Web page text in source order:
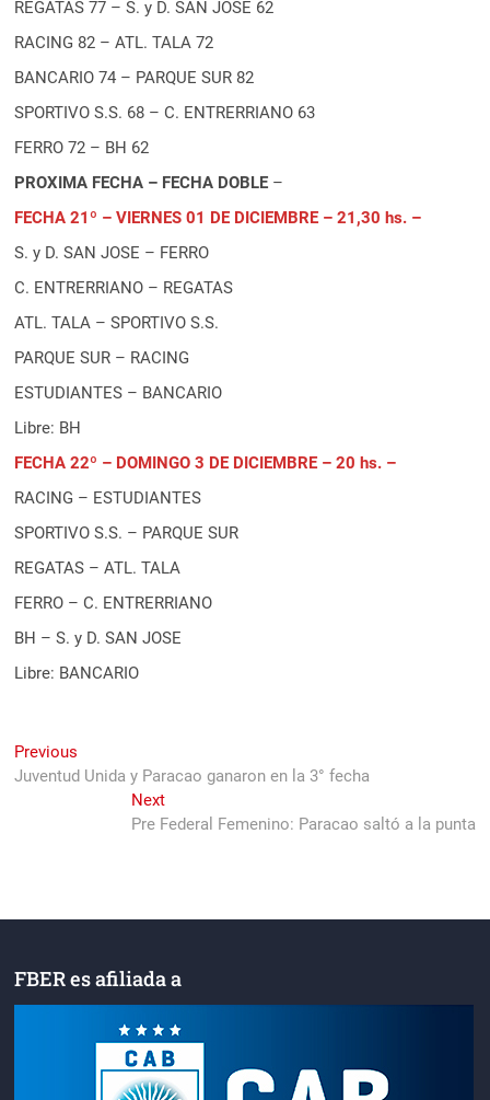
REGATAS 77 – S. y D. SAN JOSE 62
RACING 82 – ATL. TALA 72
BANCARIO 74 – PARQUE SUR 82
SPORTIVO S.S. 68 – C. ENTRERRIANO 63
FERRO 72 – BH 62
PROXIMA FECHA – FECHA DOBLE –
FECHA 21º – VIERNES 01 DE DICIEMBRE – 21,30 hs. –
S. y D. SAN JOSE – FERRO
C. ENTRERRIANO – REGATAS
ATL. TALA – SPORTIVO S.S.
PARQUE SUR – RACING
ESTUDIANTES – BANCARIO
Libre: BH
FECHA 22º – DOMINGO 3 DE DICIEMBRE – 20 hs. –
RACING – ESTUDIANTES
SPORTIVO S.S. – PARQUE SUR
REGATAS – ATL. TALA
FERRO – C. ENTRERRIANO
BH – S. y D. SAN JOSE
Libre: BANCARIO
Navegación
de
Previous
post:
Juventud Unida y Paracao ganaron en la 3° fecha
NextNext
post:
Pre Federal Femenino: Paracao saltó a la punta
FBER es afiliada a